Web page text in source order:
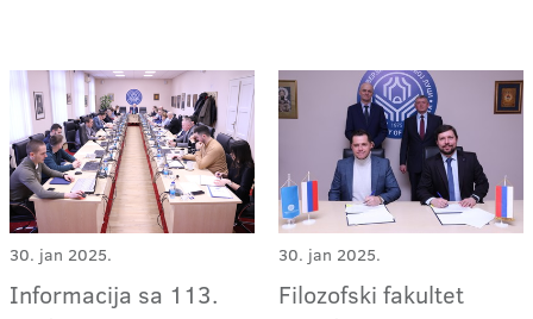
30. jan 2025.
Informacija sa 113.
30. jan 2025.
Filozofski fakultet